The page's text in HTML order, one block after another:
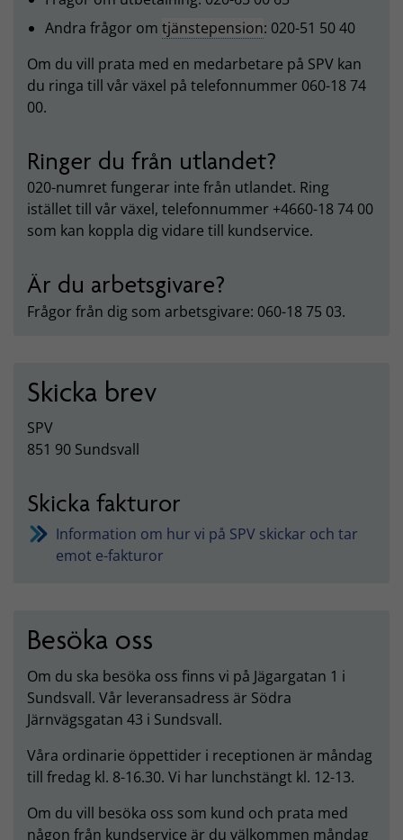
Andra frågor om tjänstepension: 020-51 50 40
Om du vill prata med en medarbetare på SPV kan
du ringa till vår växel på telefonnummer 060-18 74
00.
Ringer du från utlandet?
020-numret fungerar inte från utlandet. Ring
istället till vår växel, telefonnummer +4660-18 74 00
som kan koppla dig vidare till kundservice.
Är du arbetsgivare?
Frågor från dig som arbetsgivare: 060-18 75 03.
Skicka brev
SPV
851 90 Sundsvall
Skicka fakturor
Information om hur vi på SPV skickar och tar
emot e-fakturor
Besöka oss
Om du ska besöka oss finns vi på Jägargatan 1 i
Sundsvall. Vår leveransadress är Södra
Järnvägsgatan 43 i Sundsvall.
Våra ordinarie öppettider i receptionen är måndag
till fredag kl. 8-16.30. Vi har lunchstängt kl. 12-13.
Om du vill besöka oss som kund och prata med
någon från kundservice är du välkommen måndag